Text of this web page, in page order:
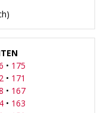
• 175
• 171
• 167
• 163